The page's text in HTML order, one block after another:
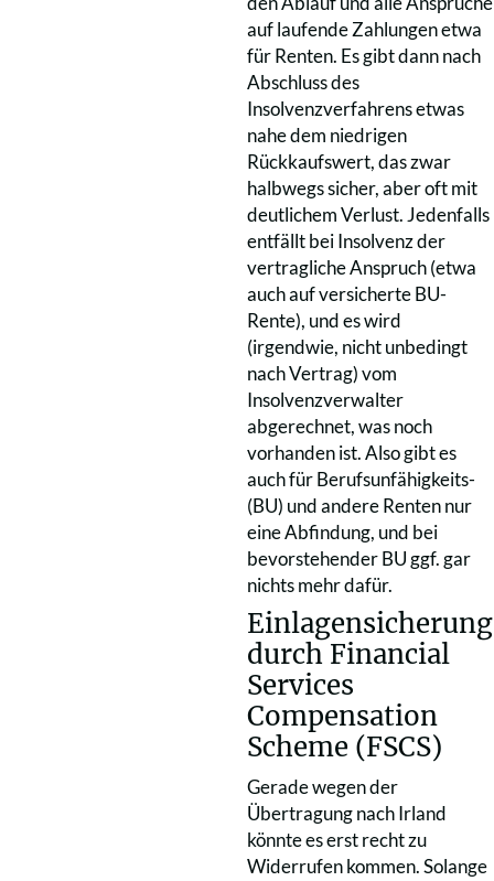
auf laufende Zahlungen etwa
für Renten. Es gibt dann nach
Abschluss des
Insolvenzverfahrens etwas
nahe dem niedrigen
Rückkaufswert, das zwar
halbwegs sicher, aber oft mit
deutlichem Verlust. Jedenfalls
entfällt bei Insolvenz der
vertragliche Anspruch (etwa
auch auf versicherte BU-
Rente), und es wird
(irgendwie, nicht unbedingt
nach Vertrag) vom
Insolvenzverwalter
abgerechnet, was noch
vorhanden ist. Also gibt es
auch für Berufsunfähigkeits-
(BU) und andere Renten nur
eine Abfindung, und bei
bevorstehender BU ggf. gar
nichts mehr dafür.
Einlagensicherung
durch Financial
Services
Compensation
Scheme (FSCS)
Gerade wegen der
Übertragung nach Irland
könnte es erst recht zu
Widerrufen kommen. Solange